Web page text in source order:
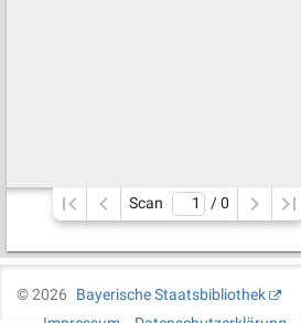
Scan / 0
©2026
Bayerische Staatsbibliothek